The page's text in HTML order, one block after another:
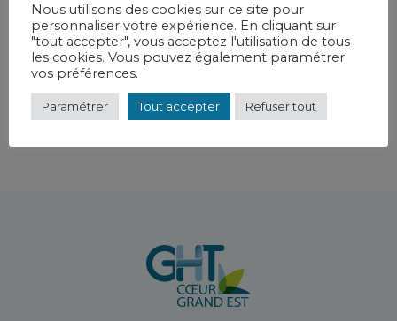
Toutes les actualités
Nous utilisons des cookies sur ce site pour
personnaliser votre expérience. En cliquant sur
"tout accepter", vous acceptez l'utilisation de tous
les cookies. Vous pouvez également paramétrer
vos préférences.
Paramétrer Tout accepter Refuser tout